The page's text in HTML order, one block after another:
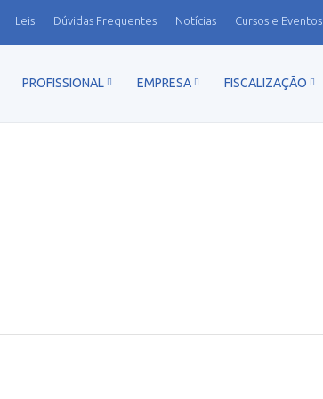
Leis Dúvidas Frequentes Notícias Cursos e Eventos
PROFISSIONAL EMPRESA FISCALIZAÇÃO